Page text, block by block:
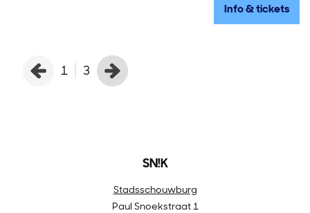
Info & tickets
1 3
SN!K
Stadsschouwburg
Paul Snoekstraat 1